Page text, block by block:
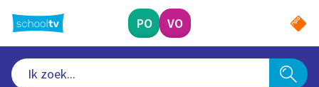
naar
hoofdinhoud
PO VO